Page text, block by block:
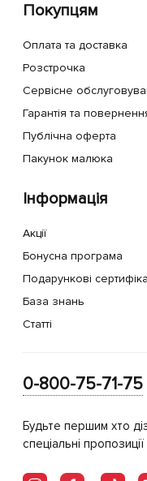
Покупцям
Оплата та доставка
Розстрочка
Сервісне
Гарантія та
Публічна оферта
Пакунок малюка
Інформація
Акції
Бонусна програма
Подарункові
База знань
Статті
0-800-75-71-75
Будьте першим хто
спеціальні пропозиції